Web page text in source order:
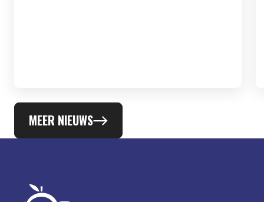
MEER NIEUWS